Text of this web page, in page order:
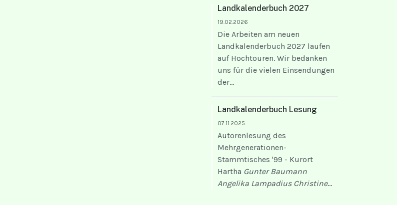
Landkalenderbuch 2027
19.02.2026
Die Arbeiten am neuen
Landkalenderbuch 2027 laufen
auf Hochtouren. Wir bedanken
uns für die vielen Einsendungen
der...
Landkalenderbuch Lesung
07.11.2025
Autorenlesung des
Mehrgenerationen-
Stammtisches '99 - Kurort
Hartha Gunter Baumann
Angelika Lampadius Christine...